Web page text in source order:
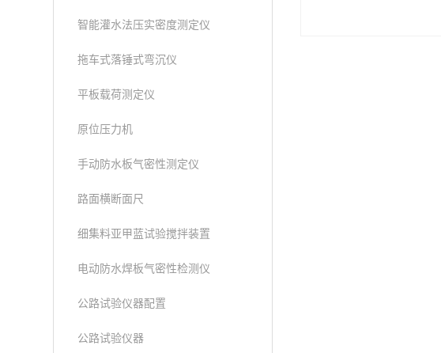
智能灌水法压实密度测定仪
拖车式落锤式弯沉仪
平板载荷测定仪
原位压力机
手动防水板气密性测定仪
路面横断面尺
细集料亚甲蓝试验搅拌装置
电动防水焊板气密性检测仪
公路试验仪器配置
公路试验仪器